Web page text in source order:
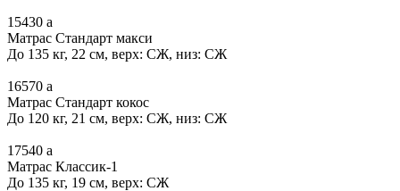
15430 a
Матрас Стандарт макси
До 135 кг, 22 см, верх: СЖ, низ: СЖ
16570 a
Матрас Стандарт кокос
До 120 кг, 21 см, верх: СЖ, низ: СЖ
17540 a
Матрас Классик-1
До 135 кг, 19 см, верх: СЖ